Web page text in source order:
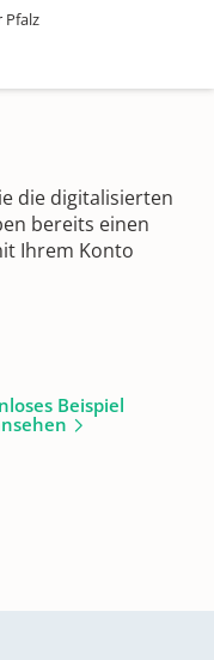
Pfalz
die digitalisierten
bereits einen
Ihrem Konto
Beispiel